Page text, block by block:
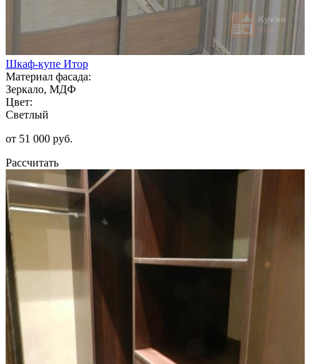
Шкаф-купе Итор
Материал фасада:
Зеркало, МДФ
Цвет:
Светлый
от 51 000 руб.
Рассчитать